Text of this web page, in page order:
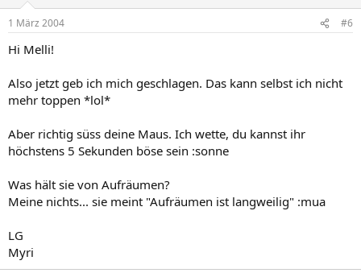
1 März 2004 #6
Hi Melli!
Also jetzt geb ich mich geschlagen. Das kann selbst ich nicht
mehr toppen *lol*
Aber richtig süss deine Maus. Ich wette, du kannst ihr
höchstens 5 Sekunden böse sein :sonne
Was hält sie von Aufräumen?
Meine nichts... sie meint "Aufräumen ist langweilig" :mua
LG
Myri